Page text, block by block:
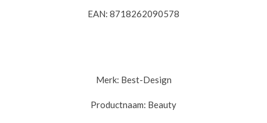
EAN: 8718262090578
Merk: Best-Design
Productnaam: Beauty